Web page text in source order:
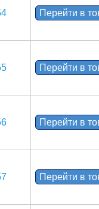
Перейти в
Перейти в
Перейти в
Перейти в